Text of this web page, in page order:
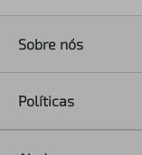
Sobre nós
Políticas